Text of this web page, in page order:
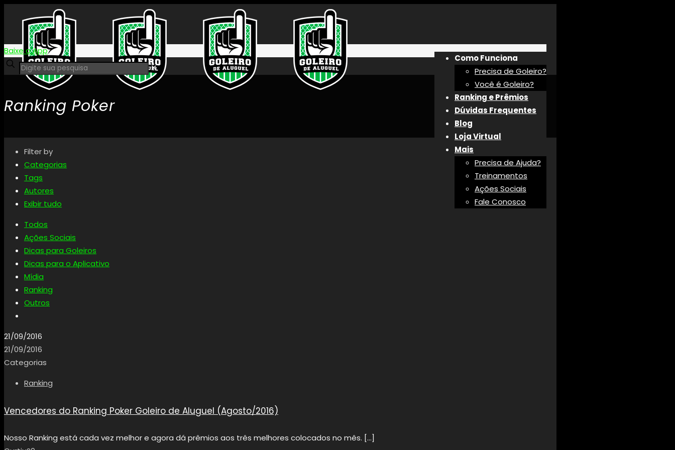
Como Funciona
Precisa de Goleiro?
Você é Goleiro?
Ranking e Prêmios
Dúvidas Frequentes
Blog
Loja Virtual
Mais
Precisa de Ajuda?
Treinamentos
Ações Sociais
Fale Conosco
Baixe o App
✕
Ranking Poker
Filter by
Categorias
Tags
Autores
Exibir tudo
Todos
Ações Sociais
Dicas para Goleiros
Dicas para o Aplicativo
Mídia
Ranking
Outros
21/09/2016
21/09/2016
Categorias
Ranking
Vencedores do Ranking Poker Goleiro de Aluguel (Agosto/2016)
Nosso Ranking está cada vez melhor e agora dá prêmios aos três melhores colocados no mês. […]